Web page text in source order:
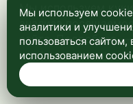
Мы используем
анализа
сайта. Подробнее
Мы используем
аналитики и
пользоваться
использованием